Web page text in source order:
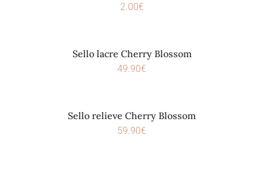
2.00€
Sello lacre Cherry Blossom
49.90€
Sello relieve Cherry Blossom
59.90€